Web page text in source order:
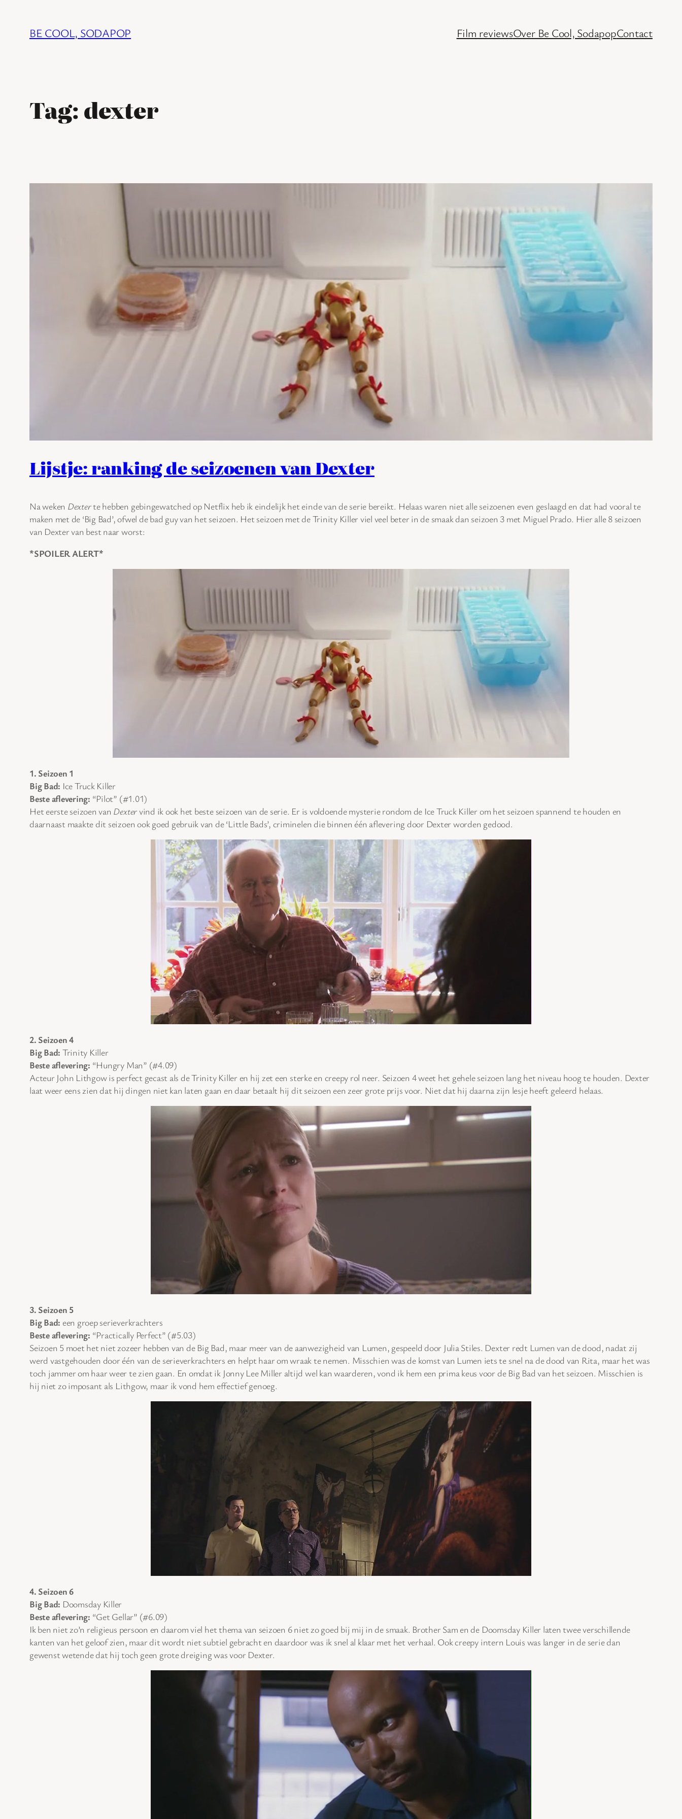
BE COOL, SODAPOP Film reviewsOver Be Cool, SodapopContact
Tag:dexter
Lijstje: ranking de seizoenen van Dexter
Na weken Dexterte hebben gebingewatched op Netflix heb ik eindelijk het einde van de serie bereikt. Helaas waren niet alle seizoenen even geslaagd en dat had vooral te
maken met de ‘Big Bad’, ofwel de bad guy van het seizoen. Het seizoen met de Trinity Killer viel veel beter in de smaak dan seizoen 3 met Miguel Prado. Hier alle 8 seizoen
van Dexter van best naar worst:
*SPOILER ALERT*
1. Seizoen 1
Big Bad: Ice Truck Killer
Beste aflevering: “Pilot” (#1.01)
Het eerste seizoen van Dextervind ik ook het beste seizoen van de serie. Er is voldoende mysterie rondom de Ice Truck Killer om het seizoen spannend te houden en
daarnaast maakte dit seizoen ook goed gebruik van de ‘Little Bads’, criminelen die binnen één aflevering door Dexter worden gedood.
2. Seizoen 4
Big Bad: Trinity Killer
Beste aflevering: “Hungry Man” (#4.09)
Acteur John Lithgow is perfect gecast als de Trinity Killer en hij zet een sterke en creepy rol neer. Seizoen 4 weet het gehele seizoen lang het niveau hoog te houden. Dexter
laat weer eens zien dat hij dingen niet kan laten gaan en daar betaalt hij dit seizoen een zeer grote prijs voor. Niet dat hij daarna zijn lesje heeft geleerd helaas.
3. Seizoen 5
Big Bad: een groep serieverkrachters
Beste aflevering: “Practically Perfect” (#5.03)
Seizoen 5 moet het niet zozeer hebben van de Big Bad, maar meer van de aanwezigheid van Lumen, gespeeld door Julia Stiles. Dexter redt Lumen van de dood, nadat zij
werd vastgehouden door één van de serieverkrachters en helpt haar om wraak te nemen. Misschien was de komst van Lumen iets te snel na de dood van Rita, maar het was
toch jammer om haar weer te zien gaan. En omdat ik Jonny Lee Miller altijd wel kan waarderen, vond ik hem een prima keus voor de Big Bad van het seizoen. Misschien is
hij niet zo imposant als Lithgow, maar ik vond hem effectief genoeg.
4. Seizoen 6
Big Bad: Doomsday Killer
Beste aflevering: “Get Gellar” (#6.09)
Ik ben niet zo’n religieus persoon en daarom viel het thema van seizoen 6 niet zo goed bij mij in de smaak. Brother Sam en de Doomsday Killer laten twee verschillende
kanten van het geloof zien, maar dit wordt niet subtiel gebracht en daardoor was ik snel al klaar met het verhaal. Ook creepy intern Louis was langer in de serie dan
gewenst wetende dat hij toch geen grote dreiging was voor Dexter.